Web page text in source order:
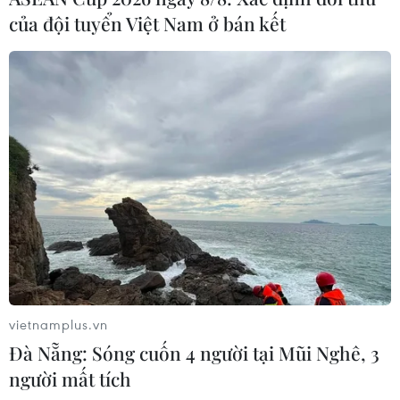
của đội tuyển Việt Nam ở bán kết
vietnamplus.vn
Đà Nẵng: Sóng cuốn 4 người tại Mũi Nghê, 3
người mất tích